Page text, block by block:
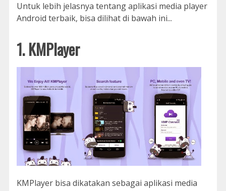
Untuk lebih jelasnya tentang aplikasi media player
Android terbaik, bisa dilihat di bawah ini...
1. KMPlayer
KMPlayer bisa dikatakan sebagai aplikasi media